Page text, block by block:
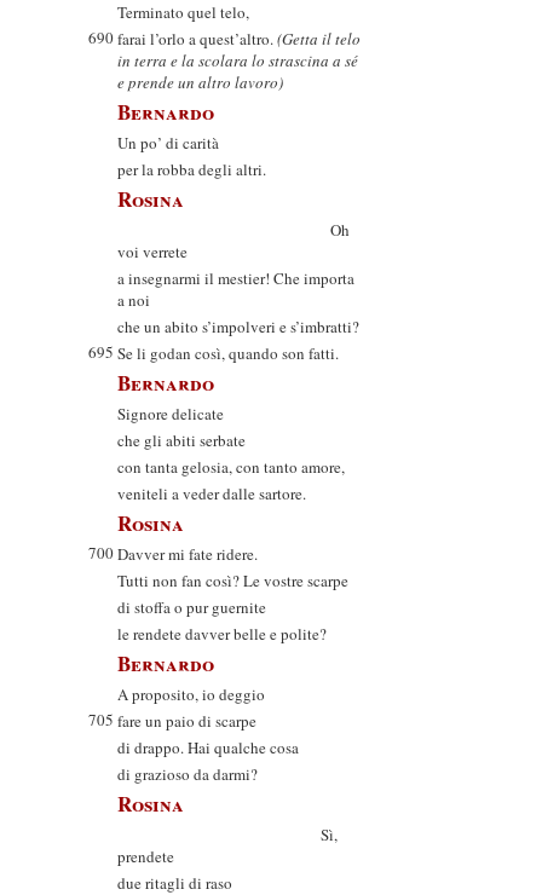
Terminato quel telo,
690farai l’orlo a quest’altro.(Getta il telo
in terra e la scolara lo strascina a sé
e prende un altro lavoro)
Bernardo
Un po’ di carità
per la robba degli altri.
Rosina
Oh
voi verrete
a insegnarmi il mestier! Che importa
a noi
che un abito s’impolveri e s’imbratti?
695 Se li godan così, quando son fatti.
Bernardo
Signore delicate
che gli abiti serbate
con tanta gelosia, con tanto amore,
veniteli a veder dalle sartore.
Rosina
700Davver mi fate ridere.
Tutti non fan così? Le vostre scarpe
di stoffa o pur guernite
le rendete davver belle e polite?
Bernardo
A proposito, io deggio
705 fare un paio di scarpe
di drappo. Hai qualche cosa
di grazioso da darmi?
Rosina
Sì,
prendete
due ritagli di raso